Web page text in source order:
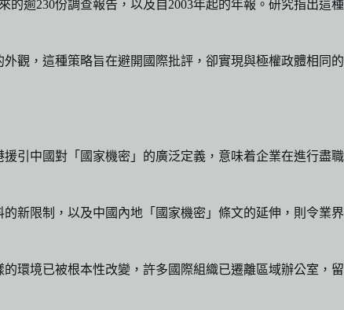
的逾230份調查報告，以及自2003年起的年報。研究指出這種
觀，這種策略旨在避開國際批評，卻實現與極權政體相同的
引中國對「國家機密」的廣泛定義，意味着企業在進行盡職
新限制，以及中國內地「國家機密」條文的延伸，則令業界
環境已被根本性改變，許多國際組織已遷離區域辦公室，留